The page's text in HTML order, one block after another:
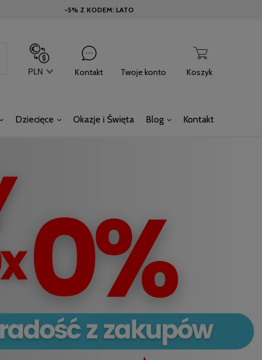
-5% Z KODEM: LATO
Koszyk
Kontakt Twoje konto
Dziecięce Okazje i Święta Blog Kontakt